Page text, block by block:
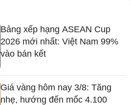
Bảng xếp hạng ASEAN Cup
2026 mới nhất: Việt Nam 99%
vào bán kết
Giá vàng hôm nay 3/8: Tăng
nhẹ, hướng đến mốc 4.100